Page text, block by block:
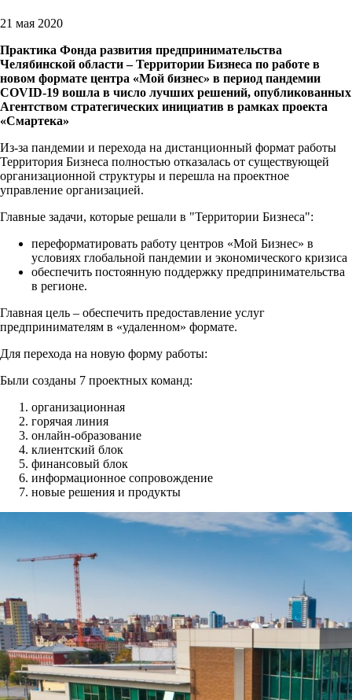
21 мая 2020
Практика Фонда развития предпринимательства
Челябинской области – Территории Бизнеса по работе в
новом формате центра «Мой бизнес» в период пандемии
COVID-19 вошла в число лучших решений, опубликованных
Агентством стратегических инициатив в рамках проекта
«Смартека»
Из-за пандемии и перехода на дистанционный формат работы
Территория Бизнеса полностью отказалась от существующей
организационной структуры и перешла на проектное
управление организацией.
Главные задачи, которые решали в "Территории Бизнеса":
переформатировать работу центров «Мой Бизнес» в
условиях глобальной пандемии и экономического кризиса
обеспечить постоянную поддержку предпринимательства
в регионе.
Главная цель – обеспечить предоставление услуг
предпринимателям в «удаленном» формате.
Для перехода на новую форму работы:
Были созданы 7 проектных команд:
организационная
горячая линия
онлайн-образование
клиентский блок
финансовый блок
информационное сопровождение
новые решения и продукты